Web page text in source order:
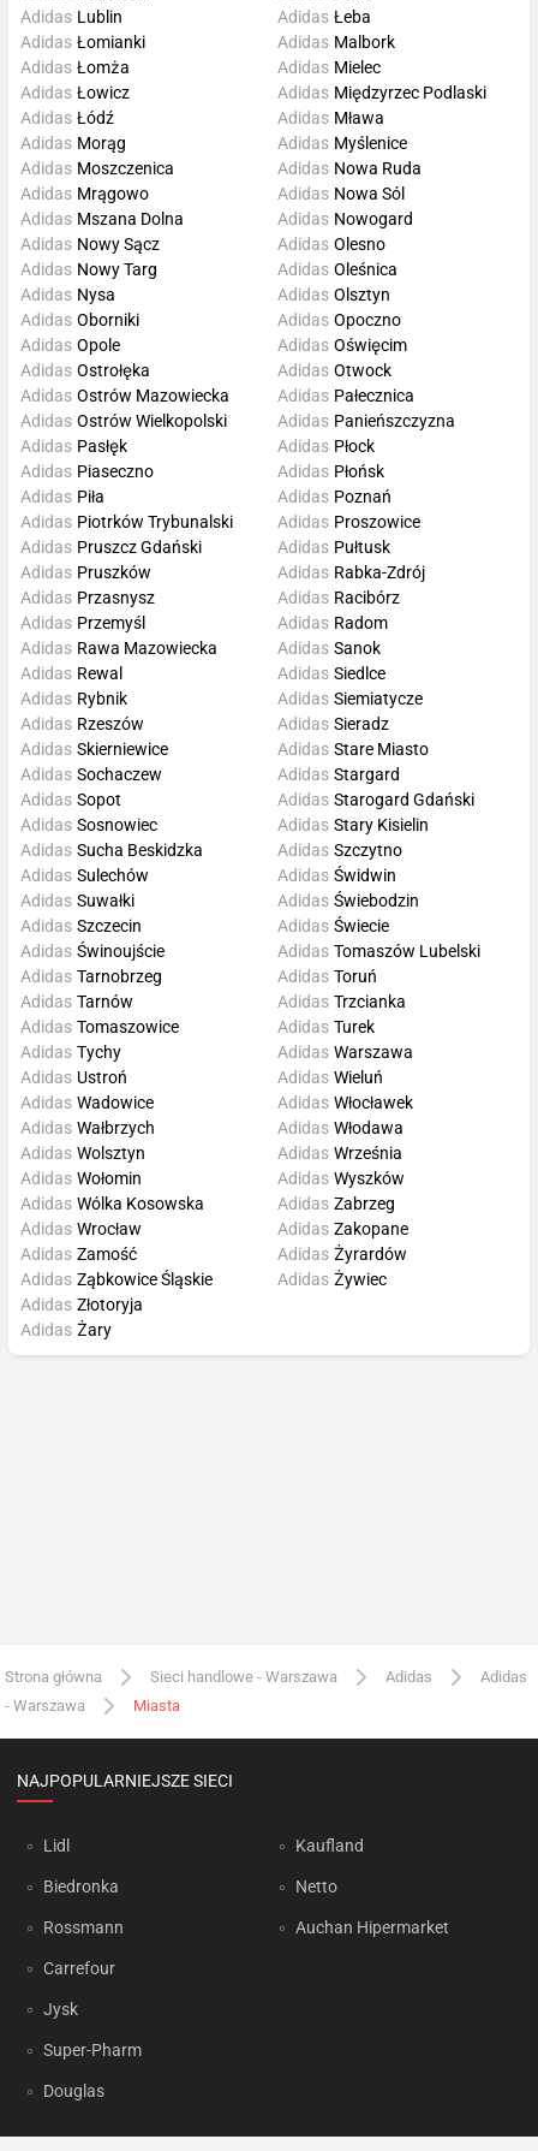
Adidas Lublin
Adidas Łeba
Adidas Łomianki
Adidas Łomża
Adidas Łowicz
Adidas Łódź
Adidas Malbork
Adidas Mielec
Adidas Międzyrzec Podlaski
Adidas Mława
Adidas Morąg
Adidas Moszczenica
Adidas Mrągowo
Adidas Mszana Dolna
Adidas Myślenice
Adidas Nowa Ruda
Adidas Nowa Sól
Adidas Nowogard
Adidas Nowy Sącz
Adidas Nowy Targ
Adidas Nysa
Adidas Oborniki
Adidas Olesno
Adidas Oleśnica
Adidas Olsztyn
Adidas Opoczno
Adidas Opole
Adidas Ostrołęka
Adidas Ostrów Mazowiecka
Adidas Ostrów Wielkopolski
Adidas Oświęcim
Adidas Otwock
Adidas Pałecznica
Adidas Panieńszczyzna
Adidas Pasłęk
Adidas Piaseczno
Adidas Piła
Adidas Piotrków Trybunalski
Adidas Płock
Adidas Płońsk
Adidas Poznań
Adidas Proszowice
Adidas Pruszcz Gdański
Adidas Pruszków
Adidas Przasnysz
Adidas Przemyśl
Adidas Pułtusk
Adidas Rabka-Zdrój
Adidas Racibórz
Adidas Radom
Adidas Rawa Mazowiecka
Adidas Rewal
Adidas Rybnik
Adidas Rzeszów
Adidas Sanok
Adidas Siedlce
Adidas Siemiatycze
Adidas Sieradz
Adidas Skierniewice
Adidas Sochaczew
Adidas Sopot
Adidas Sosnowiec
Adidas Stare Miasto
Adidas Stargard
Adidas Starogard Gdański
Adidas Stary Kisielin
Adidas Sucha Beskidzka
Adidas Sulechów
Adidas Suwałki
Adidas Szczecin
Adidas Szczytno
Adidas Świdwin
Adidas Świebodzin
Adidas Świecie
Adidas Świnoujście
Adidas Tarnobrzeg
Adidas Tarnów
Adidas Tomaszowice
Adidas Tomaszów Lubelski
Adidas Toruń
Adidas Trzcianka
Adidas Turek
Adidas Tychy
Adidas Ustroń
Adidas Wadowice
Adidas Wałbrzych
Adidas Warszawa
Adidas Wieluń
Adidas Włocławek
Adidas Włodawa
Adidas Wolsztyn
Adidas Wołomin
Adidas Wólka Kosowska
Adidas Wrocław
Adidas Września
Adidas Wyszków
Adidas Zabrzeg
Adidas Zakopane
Adidas Zamość
Adidas Ząbkowice Śląskie
Adidas Złotoryja
Adidas Żary
Adidas Żyrardów
Adidas Żywiec
Strona główna Sieci handlowe - Warszawa Adidas
Adidas
- Warszawa
Miasta
NAJPOPULARNIEJSZE SIECI
Lidl
Biedronka
Rossmann
Carrefour
Jysk
Super-Pharm
Douglas
Kaufland
Netto
Auchan Hipermarket